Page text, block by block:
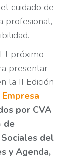
cuidado de
profesional,
El próximo
presentar
la II Edición
por CVA
de
del
y Agenda,